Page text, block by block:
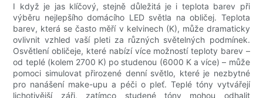
I když je jas klíčový, stejně důležitá je i teplota barev při
výběru nejlepšího domácího LED světla na obličej. Teplota
barev, která se často měří v kelvinech (K), může dramaticky
ovlivnit vzhled vaší pleti za různých světelných podmínek.
Osvětlení obličeje, které nabízí více možností teploty barev –
od teplé (kolem 2700 K) po studenou (6000 K a více) – může
pomoci simulovat přirozené denní světlo, které je nezbytné
pro nanášení make-upu a péči o pleť. Teplé tóny vytvářejí
lichotivější záři, zatímco studené tóny mohou odhalit